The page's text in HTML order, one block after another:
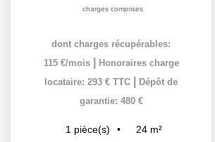
charges comprises
dont charges récupérables:
115 €/mois
Honoraires charge
locataire: 293 € TTC
Dépôt de
garantie: 480 €
1 pièce(s) 24 m²